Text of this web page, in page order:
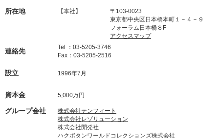
所在地 【本社】
〒103-0023
東京都中央区日本橋本町１－４－９
フォーラム日本橋８F
アクセスマップ
連絡先
Tel ：03-5205-3746
Fax：03-5205-2516
設立 1996年7月
資本金 5,000万円
グループ会社
株式会社テンフィート
株式会社レゾリューション
株式会社開発社
ハクボタンワールドコレクションズ株式会社